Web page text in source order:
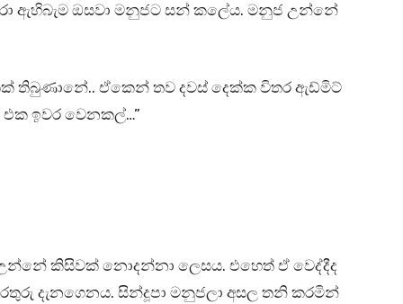
ඇහිබැම ඔසවා මනුජට සන් කලේය. මනුජ උන්නේ
තිබුණානේ.. ඒකෙන් තව දවස් දෙක්ක විතර ඇඩ්මිට්
ඉවර වෙනකල්…”
උන්නේ කිසිවක් නොදන්නා ලෙසය. එහෙත් ඒ වෙද්දීද
දැනගෙනය. සින්දූපා මනුජලා අසල තනි කරමින්